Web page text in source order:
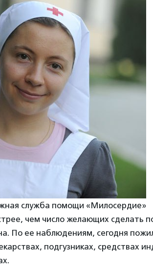
служба помощи «Милосердие»
чем число желающих сделать
По ее наблюдениям, сегодня
подгузниках, средствах